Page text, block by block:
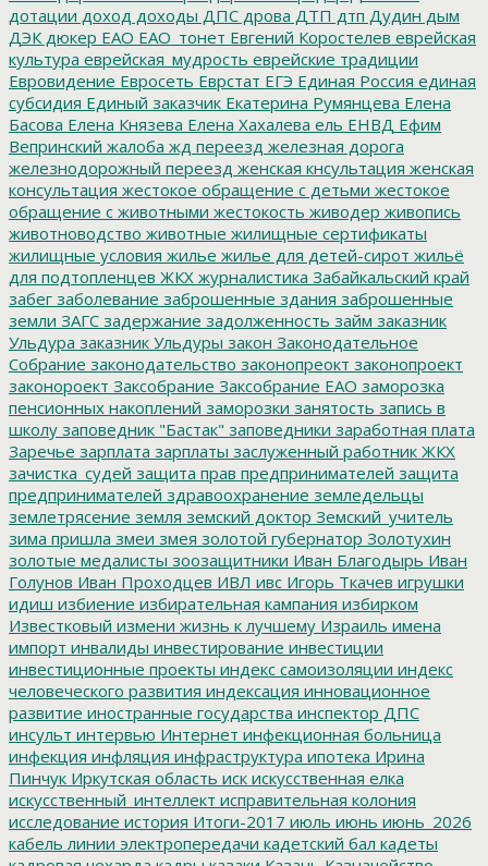
дотации доход доходы ДПС дрова ДТП дтп Дудин дым
ДЭК дюкер ЕАО ЕАО_тонет Евгений Коростелев еврейская
культура еврейская_мудрость еврейские традиции
Евровидение Евросеть Еврстат ЕГЭ Единая Россия единая
субсидия Единый заказчик Екатерина Румянцева Елена
Басова Елена Князева Елена Хахалева ель ЕНВД Ефим
Вепринский жалоба жд переезд железная дорога
железнодорожный переезд женская кнсультация женская
консультация жестокое обращение с детьми жестокое
обращение с животными жестокость живодер живопись
животноводство животные жилищные сертификаты
жилищные условия жилье жилье для детей-сирот жильё
для подтопленцев ЖКХ журналистика Забайкальский край
забег заболевание заброшенные здания заброшенные
земли ЗАГС задержание задолженность займ заказник
Ульдура заказник Ульдуры закон Законодательное
Собрание законодательство законопреокт законопроект
законороект Заксобрание Заксобрание ЕАО заморозка
пенсионных накоплений заморозки занятость запись в
школу заповедник "Бастак" заповедники заработная плата
Заречье зарплата зарплаты заслуженный работник ЖКХ
зачистка_судей защита прав предпринимателей защита
предпринимателей здравоохранение земледельцы
землетрясение земля земский доктор Земский_учитель
зима пришла змеи змея золотой губернатор Золотухин
золотые медалисты зоозащитники Иван Благодырь Иван
Голунов Иван Проходцев ИВЛ ивс Игорь Ткачев игрушки
идиш избиение избирательная кампания избирком
Известковый измени жизнь к лучшему Израиль имена
импорт инвалиды инвестирование инвестиции
инвестиционные проекты индекс самоизоляции индекс
человеческого развития индексация инновационное
развитие иностранные государства инспектор ДПС
инсульт интервью Интернет инфекционная больница
инфекция инфляция инфраструктура ипотека Ирина
Пинчук Иркутская область иск искусственная елка
искусственный_интеллект исправительная колония
исследование история Итоги-2017 июль июнь июнь_2026
кабель линии электропередачи кадетский бал кадеты